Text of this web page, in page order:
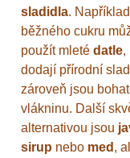
sladidla.
běžného cukru
použít mleté datle,
dodají přírodní
zároveň jsou
vlákninu. Další
alternativou jsou
sirup nebo med ,